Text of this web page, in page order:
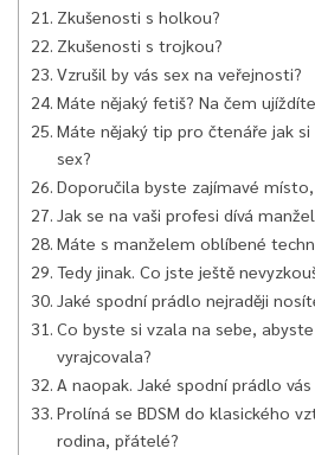
Zkušenosti s holkou?
Zkušenosti s trojkou?
Vzrušil by vás sex na veřejnosti?
Máte nějaký fetiš? Na čem
Máte nějaký tip pro čtenáře jak
sex?
Doporučila byste zajímavé
Jak se na vaši profesi dívá
Máte s manželem oblíbené
Tedy jinak. Co jste ještě
Jaké spodní prádlo nejraději
Co byste si vzala na sebe,
vyrajcovala?
A naopak. Jaké spodní prádlo
Prolíná se BDSM do klasického
rodina, přátelé?